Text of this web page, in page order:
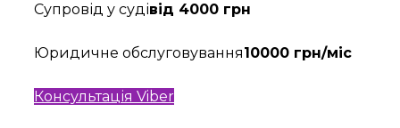
Супровід у судівід 4000 грн
Юридичне обслуговування10000 грн/міс
Консультація Viber